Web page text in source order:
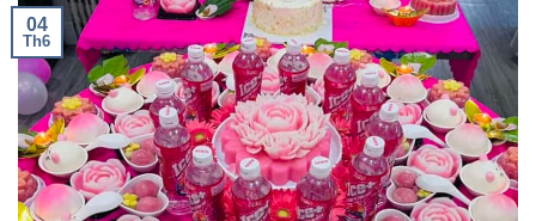
04
Th6